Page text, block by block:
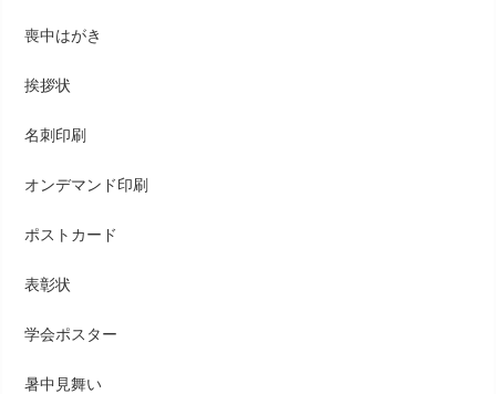
喪中はがき
挨拶状
名刺印刷
オンデマンド印刷
ポストカード
表彰状
学会ポスター
暑中見舞い